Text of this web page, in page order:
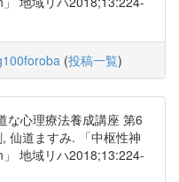
(投稿一覧)
な心理療法養成講座 第6
仙道ますみ. 「中枢性神
地域リハ2018;13:224-